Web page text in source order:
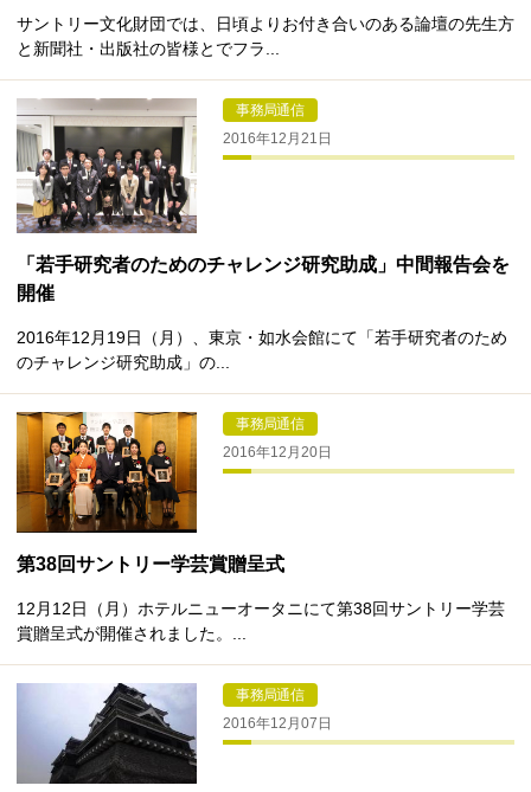
サントリー文化財団では、日頃よりお付き合いのある論壇の先生方
と新聞社・出版社の皆様とでフラ...
事務局通信
2016年12月21日
「若手研究者のためのチャレンジ研究助成」中間報告会を
開催
2016年12月19日（月）、東京・如水会館にて「若手研究者のため
のチャレンジ研究助成」の...
事務局通信
2016年12月20日
第38回サントリー学芸賞贈呈式
12月12日（月）ホテルニューオータニにて第38回サントリー学芸
賞贈呈式が開催されました。...
事務局通信
2016年12月07日